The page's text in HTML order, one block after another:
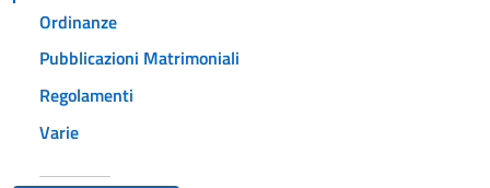
Ordinanze
Pubblicazioni Matrimoniali
Regolamenti
Varie